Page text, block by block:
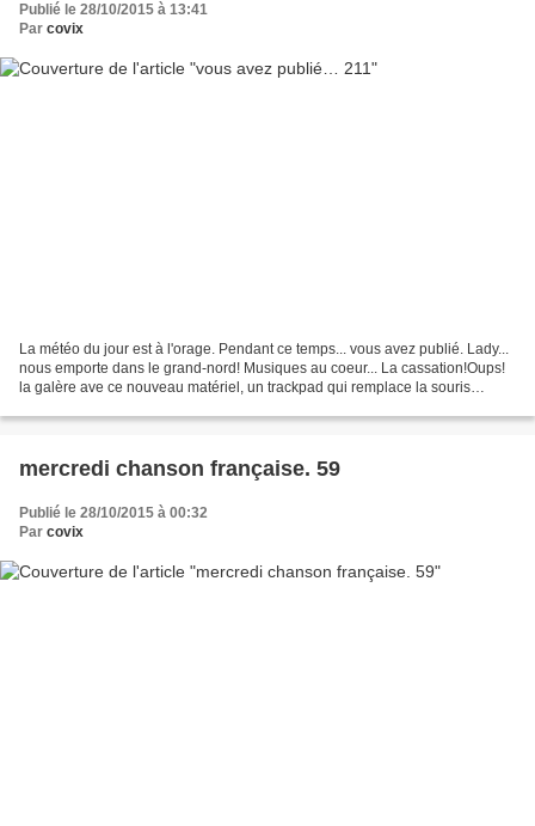
Publié le 28/10/2015 à 13:41
Par covix
La météo du jour est à l'orage. Pendant ce temps... vous avez publié. Lady...
nous emporte dans le grand-nord! Musiques au coeur... La cassation!Oups!
la galère ave ce nouveau matériel, un trackpad qui remplace la souris
mercredi chanson française. 59
Publié le 28/10/2015 à 00:32
Par covix